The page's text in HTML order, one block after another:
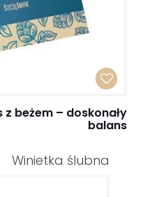
z beżem – doskonały
balans
Winietka ślubna